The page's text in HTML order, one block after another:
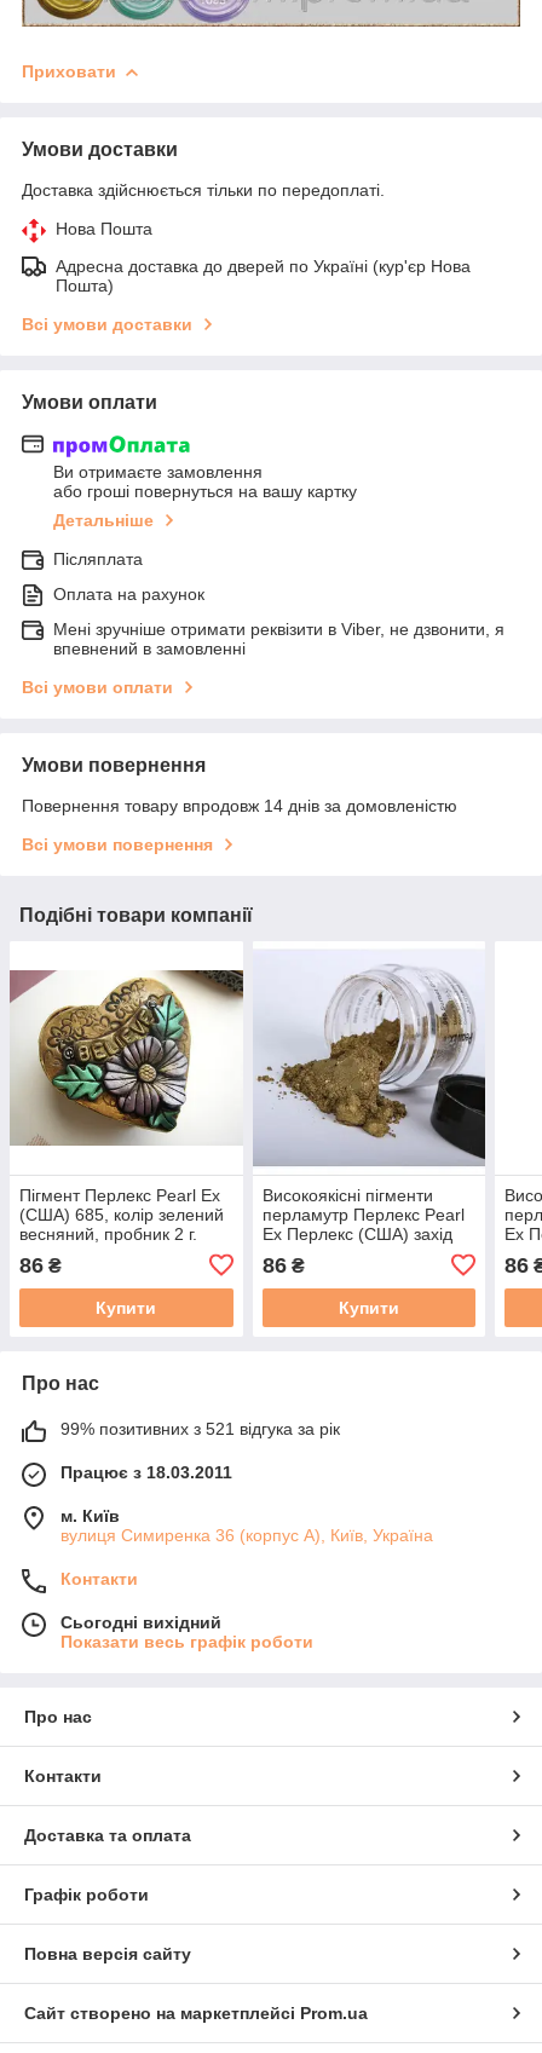
Приховати
Умови доставки
Доставка здійснюється тільки по передоплаті.
Нова Пошта
Адресна доставка до дверей по Україні (кур'єр Нова
Пошта)
Всі умови доставки
Умови оплати
Ви отримаєте замовлення
або гроші повернуться на вашу картку
Детальніше
Післяплата
Оплата на рахунок
Мені зручніше отримати реквізити в Viber, не дзвонити, я
впевнений в замовленні
Всі умови оплати
Умови повернення
Повернення товару впродовж 14 днів за домовленістю
Всі умови повернення
Подібні товари компанії
Пігмент Перлекс Pearl Ex
(США) 685, колір зелений
весняний, пробник 2 г.
86 ₴
Купити
Високоякісні пігменти
перламутр Перлекс Pearl
Ex Перлекс (США) захід
86₴
Купити
Ex
86
Про нас
99% позитивних з 521 відгука за рік
Працює з 18.03.2011
м. Київ
вулиця Симиренка 36 (корпус А), Київ, Україна
Контакти
Сьогодні вихідний
Показати весь графік роботи
Про нас
Контакти
Доставка та оплата
Графік роботи
Повна версія сайту
Сайт створено на маркетплейсі Prom.ua